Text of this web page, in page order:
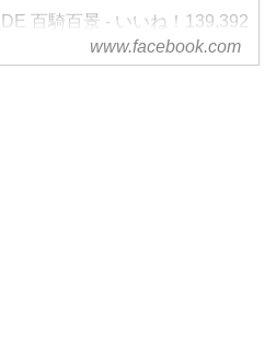
百騎百景 - いいね！139,392
· 21,668人が話題にしています
バイクの数だけ物語り」をテ
www.facebook.com